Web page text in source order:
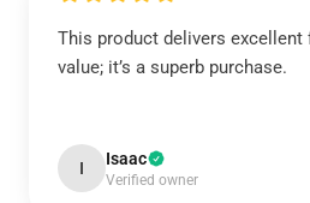
This product delivers excellent
value; it’s a superb purchase.
I Isaac
Verified owner